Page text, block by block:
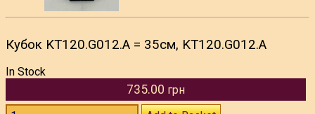
Кубок KT120.G012.A = 35см, KT120.G012.A
In Stock
735.00 грн